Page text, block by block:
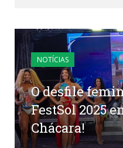
NOTÍCIAS
O desfile
FestSol 2025
Chácara!